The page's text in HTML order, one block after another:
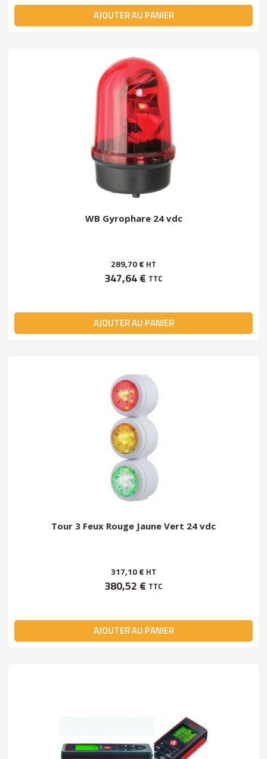
AJOUTER AU PANIER
WB Gyrophare 24 vdc
289,70 € HT
347,64 € TTC
AJOUTER AU PANIER
Tour 3 Feux Rouge Jaune Vert 24 vdc
317,10 € HT
380,52 € TTC
AJOUTER AU PANIER